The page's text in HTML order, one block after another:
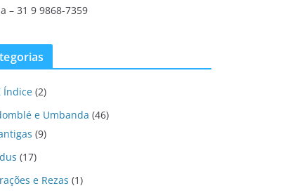
– 31 9 9868-7359
Índice (2)
e Umbanda (46)
(9)
(17)
e Rezas (1)